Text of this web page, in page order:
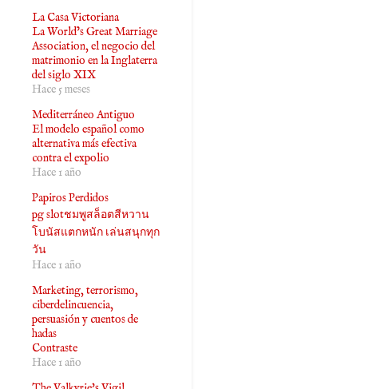
La Casa Victoriana
La World’s Great Marriage
Association, el negocio del
matrimonio en la Inglaterra
del siglo XIX
Hace 5 meses
Mediterráneo Antiguo
El modelo español como
alternativa más efectiva
contra el expolio
Hace 1 año
Papiros Perdidos
pg slotชมพูสล็อตสีหวาน
โบนัสแตกหนัก เล่นสนุกทุก
วัน
Hace 1 año
Marketing, terrorismo,
ciberdelincuencia,
persuasión y cuentos de
hadas
Contraste
Hace 1 año